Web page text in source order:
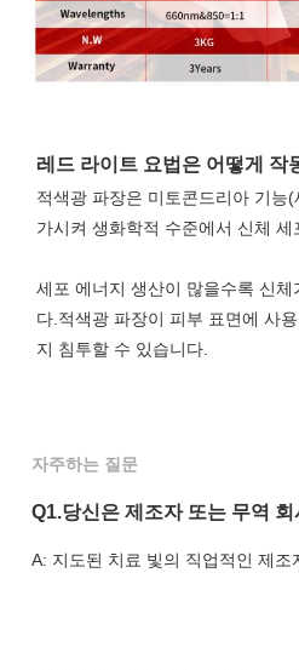
레드 라이트 요법은 어떻게 작
적색광 파장은 미토콘드리아 기능
가시켜 생화학적 수준에서 신체 세
세포 에너지 생산이 많을수록 신
다.적색광 파장이 피부 표면에 사
지 침투할 수 있습니다.
자주하는 질문
Q1.당신은 제조자 또는 무역
A: 지도된 치료 빛의 직업적인 제조